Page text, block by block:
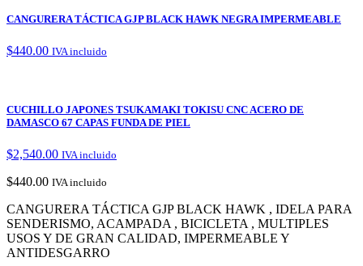
CANGURERA TÁCTICA GJP BLACK HAWK NEGRA IMPERMEABLE
$440.00 IVA incluido
CUCHILLO JAPONES TSUKAMAKI TOKISU CNC ACERO DE
DAMASCO 67 CAPAS FUNDA DE PIEL
$2,540.00 IVA incluido
$440.00 IVA incluido
CANGURERA TÁCTICA GJP BLACK HAWK , IDELA PARA
SENDERISMO, ACAMPADA , BICICLETA , MULTIPLES
USOS Y DE GRAN CALIDAD, IMPERMEABLE Y
ANTIDESGARRO